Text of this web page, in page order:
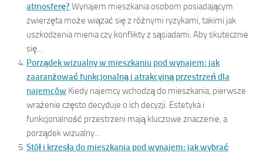
atmosferę? Wynajem mieszkania osobom posiadającym
zwierzęta może wiązać się z różnymi ryzykami, takimi jak
uszkodzenia mienia czy konflikty z sąsiadami. Aby skutecznie
się...
Porządek wizualny w mieszkaniu pod wynajem: jak
zaaranżować funkcjonalną i atrakcyjną przestrzeń dla
najemców Kiedy najemcy wchodzą do mieszkania, pierwsze
wrażenie często decyduje o ich decyzji. Estetyka i
funkcjonalność przestrzeni mają kluczowe znaczenie, a
porządek wizualny...
Stół i krzesła do mieszkania pod wynajem: jak wybrać